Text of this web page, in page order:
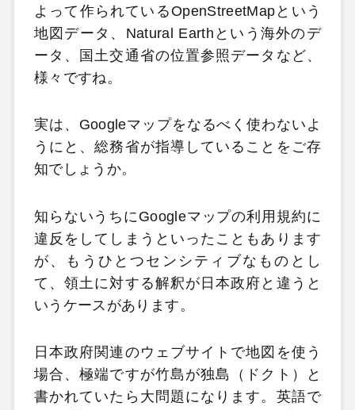
よって作られているOpenStreetMapという
地図データ、Natural Earthという海外のデ
ータ、国土交通省の位置参照データなど、
様々ですね。
実は、Googleマップをなるべく使わないよ
うにと、総務省が指導していることをご存
知でしょうか。
知らないうちにGoogleマップの利用規約に
違反をしてしまうといったこともあります
が、もうひとつセンシティブなものとし
て、領土に対する解釈が日本政府と違うと
いうケースがあります。
日本政府関連のウェブサイトで地図を使う
場合、極端ですが竹島が独島（ドクト）と
書かれていたら大問題になります。英語で